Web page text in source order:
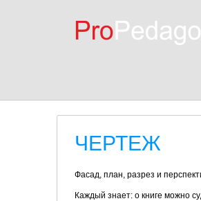
ЧЕРТЕЖ
Фасад, план, разрез и
Каждый знает: о книге можно